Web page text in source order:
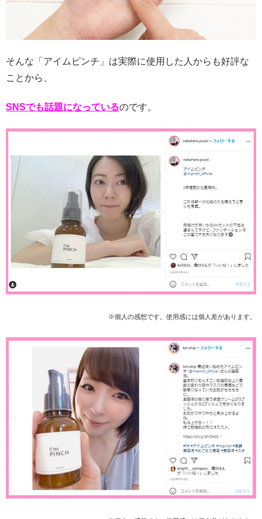
そんな「アイムピンチ」は実際に使用した人からも好評な
ことから、
SNSでも話題になっているのです。
※個人の感想です。使用感には個人差があります。